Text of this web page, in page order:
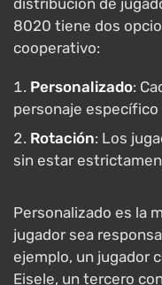
distribución de
8020 tiene dos
cooperativo:
Personalizado:
personaje
Rotación: Los
sin estar
Personalizado es la
jugador sea
ejemplo, un jugador
Eisele, un tercero